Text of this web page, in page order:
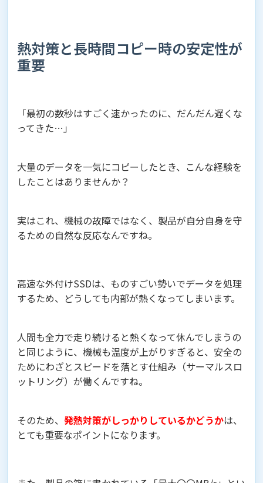
熱対策と長時間コピー時の安定性が
重要
「最初の数秒はすごく速かったのに、だんだん遅くな
ってきた…」
大量のデータを一気にコピーしたとき、こんな経験を
したことはありませんか？
実はこれ、機械の故障ではなく、製品が自分自身を守
るための自然な反応なんですね。
高速な外付けSSDは、ものすごい勢いでデータを処理
するため、どうしても内部が熱くなってしまいます。
人間も全力で走り続けると熱くなって休んでしまうの
と同じように、機械も温度が上がりすぎると、安全の
ためにわざとスピードを落とす仕組み（サーマルスロ
ットリング）が働くんですね。
そのため、 発熱対策がしっかりしているかどうかは、
とても重要なポイントになります。